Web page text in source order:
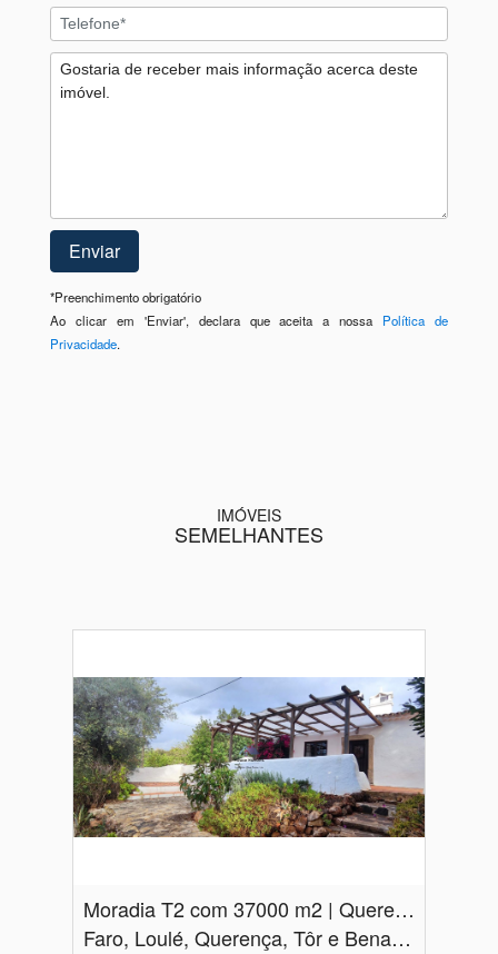
*Preenchimento obrigatório
Ao clicar em 'Enviar', declara que aceita a nossa Política de
Privacidade.
IMÓVEIS
SEMELHANTES
Moradia T2 com 37000 m2 | Querença | Loulé
Faro, Loulé, Querença, Tôr e Benafim